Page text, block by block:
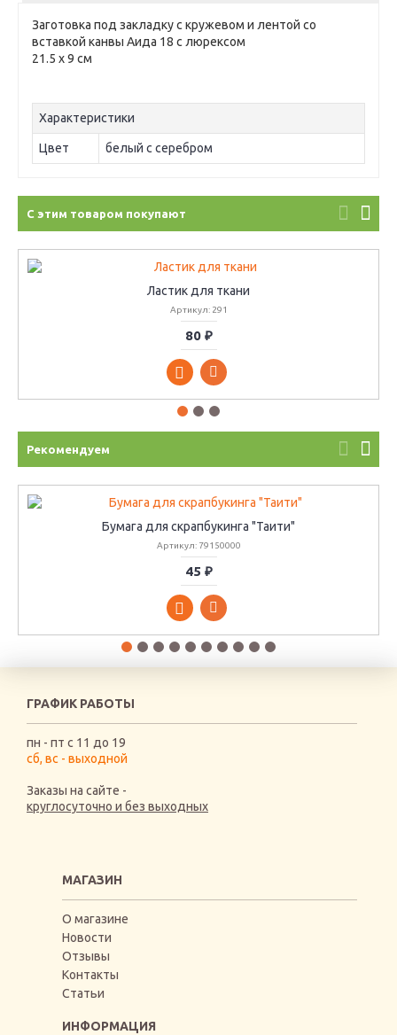
Заготовка под закладку с кружевом и лентой со
вставкой канвы Аида 18 с люрексом
21.5 х 9 см
Характеристики
Цвет белый с серебром
С этим товаром покупают
Ластик для ткани
Артикул: 291
80 ₽
Рекомендуем
Бумага для скрапбукинга "Таити"
Артикул: 79150000
45 ₽
ГРАФИК РАБОТЫ
пн - пт с 11 до 19
сб, вс - выходной
Заказы на сайте -
круглосуточно и без выходных
МАГАЗИН
О магазине
Новости
Отзывы
Контакты
Статьи
ИНФОРМАЦИЯ